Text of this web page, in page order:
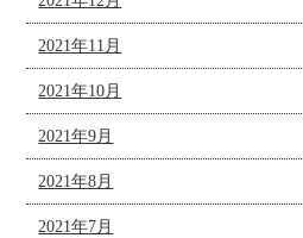
2021年11月
2021年10月
2021年9月
2021年8月
2021年7月